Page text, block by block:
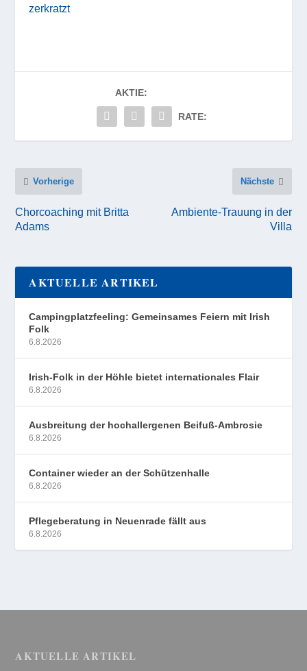
zerkratzt
AKTIE:
RATE:
Vorherige
Chorcoaching mit Britta
Adams
Nächste
Ambiente-Trauung in der
Villa
AKTUELLE ARTIKEL
Campingplatzfeeling: Gemeinsames Feiern mit Irish
Folk
6.8.2026
Irish-Folk in der Höhle bietet internationales Flair
6.8.2026
Ausbreitung der hochallergenen Beifuß-Ambrosie
6.8.2026
Container wieder an der Schützenhalle
6.8.2026
Pflegeberatung in Neuenrade fällt aus
6.8.2026
AKTUELLE ARTIKEL